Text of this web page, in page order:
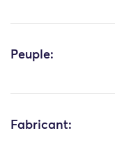
Peuple:
Fabricant: